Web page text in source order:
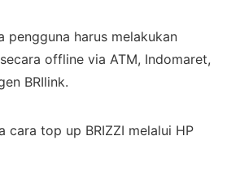
pengguna harus melakukan
offline via ATM, Indomaret,
BRIlink.
cara top up BRIZZI melalui HP